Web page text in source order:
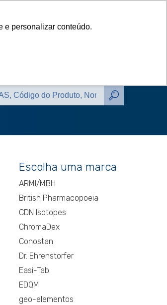
e personalizar conteúdo.
Contato Blog
Escolha uma marca
ARMI/MBH
British Pharmacopoeia
CDN Isotopes
ChromaDex
Conostan
Dr. Ehrenstorfer
Easi-Tab
EDQM
geo-elementos